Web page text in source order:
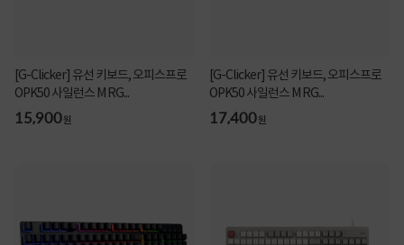
[G-Clicker] 유선 키보드, 오피스프로
OPK50 사일런스 M RG...
15,900원
[G-Clicker] 유선 키보드, 오피스프로
OPK50 사일런스 M RG...
17,400원